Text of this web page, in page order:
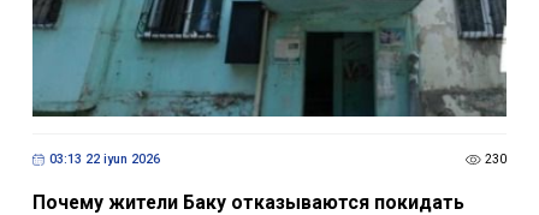
03:13 22 iyun 2026 230
Почему жители Баку отказываются покидать